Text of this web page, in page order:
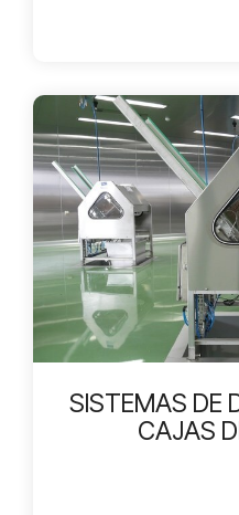
SISTEMAS DE
CAJAS